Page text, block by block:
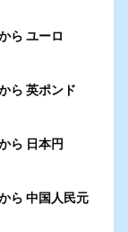
ら ユーロ
ら 英ポンド
ら 日本円
ら 中国人民元